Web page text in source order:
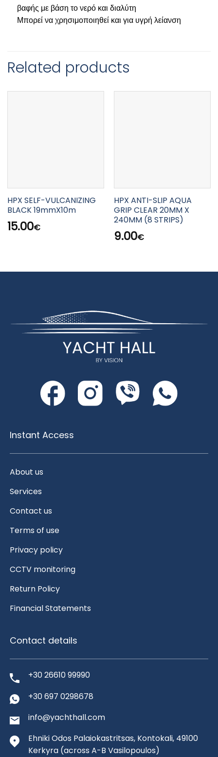
βαφής με βάση το νερό και διαλύτη
Μπορεί να χρησιμοποιηθεί και για υγρή λείανση
Related products
HPX SELF-VULCANIZING
BLACK 19mmX10m
15.00€
HPX ANTI-SLIP AQUA
GRIP CLEAR 20MM X
240MM (8 STRIPS)
9.00€
Instant Access
About us
Services
Contact us
Terms of use
Privacy policy
CCTV monitoring
Return Policy
Financial Statements
Contact details
+30 26610 99990
+30 697 0298678
info@yachthall.com
Ehniki Odos Palaiokastritsas, Kontokali, 49100
Kerkyra (across A-B Vasilopoulos)